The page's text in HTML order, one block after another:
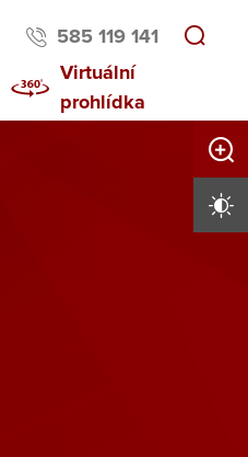
585 119 141
Virtuální
prohlídka